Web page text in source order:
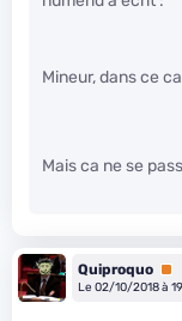
Mineur, dans ce
Mais ca ne se
Quiproquo
Le 02/10/2018 à